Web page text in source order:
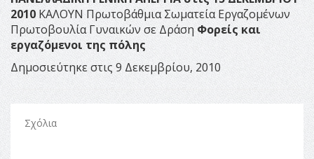
2010 ΚΑΛΟΥΝ Πρωτοβάθμια Σωματεία Εργαζομένων
Πρωτοβουλία Γυναικών σε Δράση Φορείς και
εργαζόμενοι της πόλης
Δημοσιεύτηκε στις 9 Δεκεμβρίου, 2010
Σχόλια